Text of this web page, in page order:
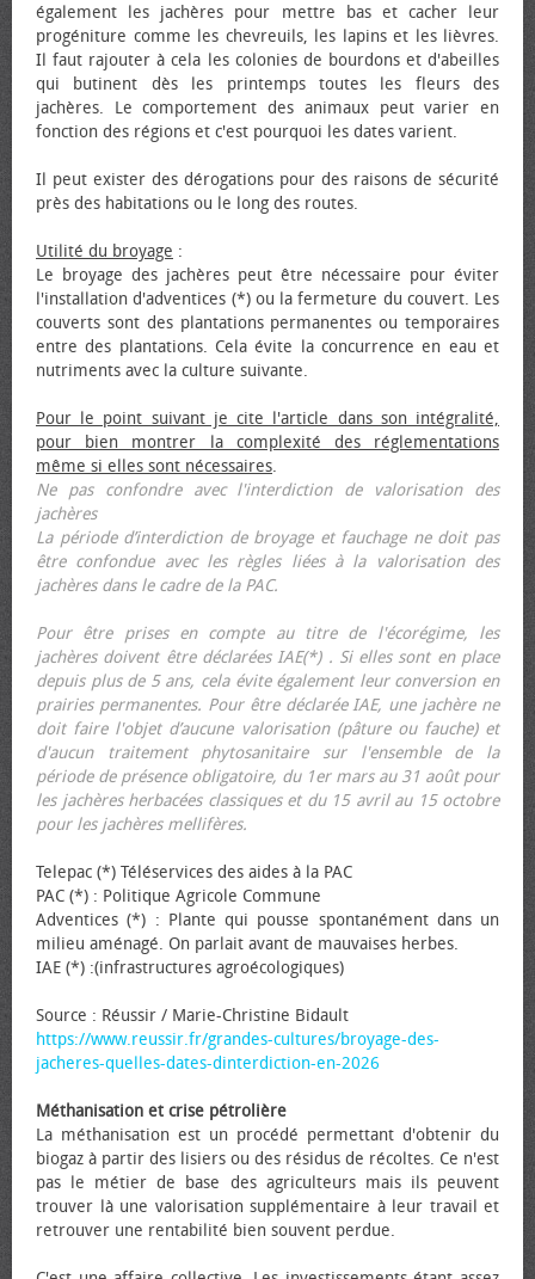
également les jachères pour mettre bas et cacher leur
progéniture comme les chevreuils, les lapins et les lièvres.
Il faut rajouter à cela les colonies de bourdons et d'abeilles
qui butinent dès les printemps toutes les fleurs des
jachères. Le comportement des animaux peut varier en
fonction des régions et c'est pourquoi les dates varient.
Il peut exister des dérogations pour des raisons de sécurité
près des habitations ou le long des routes.
Utilité du broyage :
Le broyage des jachères peut être nécessaire pour éviter
l'installation d'adventices (*) ou la fermeture du couvert. Les
couverts sont des plantations permanentes ou temporaires
entre des plantations. Cela évite la concurrence en eau et
nutriments avec la culture suivante.
Pour le point suivant je cite l'article dans son intégralité,
pour bien montrer la complexité des réglementations
même si elles sont nécessaires.
Ne pas confondre avec l'interdiction de valorisation des
jachères
La période d’interdiction de broyage et fauchage ne doit pas
être confondue avec les règles liées à la valorisation des
jachères dans le cadre de la PAC.
Pour être prises en compte au titre de l'écorégime, les
jachères doivent être déclarées IAE(*) . Si elles sont en place
depuis plus de 5 ans, cela évite également leur conversion en
prairies permanentes. Pour être déclarée IAE, une jachère ne
doit faire l'objet d’aucune valorisation (pâture ou fauche) et
d'aucun traitement phytosanitaire sur l'ensemble de la
période de présence obligatoire, du 1er mars au 31 août pour
les jachères herbacées classiques et du 15 avril au 15 octobre
pour les jachères mellifères.
Telepac (*) Téléservices des aides à la PAC
PAC (*) : Politique Agricole Commune
Adventices (*) : Plante qui pousse spontanément dans un
milieu aménagé. On parlait avant de mauvaises herbes.
IAE (*) :(infrastructures agroécologiques)
Source : Réussir / Marie-Christine Bidault
https://www.reussir.fr/grandes-cultures/broyage-des-
jacheres-quelles-dates-dinterdiction-en-2026
Méthanisation et crise pétrolière
La méthanisation est un procédé permettant d'obtenir du
biogaz à partir des lisiers ou des résidus de récoltes. Ce n'est
pas le métier de base des agriculteurs mais ils peuvent
trouver là une valorisation supplémentaire à leur travail et
retrouver une rentabilité bien souvent perdue.